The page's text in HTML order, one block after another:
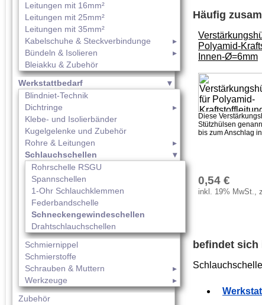
Leitungen mit 16mm²
Leitungen mit 25mm²
Leitungen mit 35mm²
Kabelschuhe & Steckverbindunge
Bündeln & Isolieren
Bleiakku & Zubehör
Werkstattbedarf
Blindniet-Technik
Dichtringe
Klebe- und Isolierbänder
Kugelgelenke und Zubehör
Rohre & Leitungen
Schlauchschellen
Rohrschelle RSGU
Spannschellen
1-Ohr Schlauchklemmen
Federbandschelle
Schneckengewindeschellen
Drahtschlauchschellen
Schmiernippel
Schmierstoffe
Schrauben & Muttern
Werkzeuge
Zubehör
Häufig
Polyamid-
Innen-Ø=6mm
Diese
Stützhülsen
bis zum Anschlag
0,54 €
inkl. 19% MwSt.,
befindet sich